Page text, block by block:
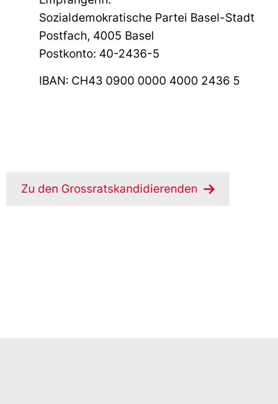
Sozialdemokratische Partei Basel-Stadt
Postfach, 4005 Basel
Postkonto: 40-2436-5
IBAN: CH43 0900 0000 4000 2436 5
Zu den Grossratskandidierenden